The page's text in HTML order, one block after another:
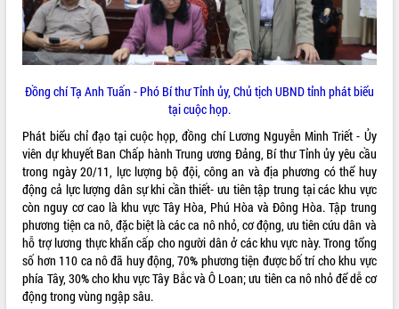
Đồng chí Tạ Anh Tuấn - Phó Bí thư Tỉnh ủy, Chủ tịch UBND tỉnh phát biểu
tại cuộc họp.
Phát biểu chỉ đạo tại cuộc họp, đồng chí Lương Nguyễn Minh Triết - Ủy
viên dự khuyết Ban Chấp hành Trung ương Đảng, Bí thư Tỉnh ủy yêu cầu
trong ngày 20/11, lực lượng bộ đội, công an và địa phương có thể huy
động cả lực lượng dân sự khi cần thiết- ưu tiên tập trung tại các khu vực
còn nguy cơ cao là khu vực Tây Hòa, Phú Hòa và Đông Hòa. Tập trung
phương tiện ca nô, đặc biệt là các ca nô nhỏ, cơ động, ưu tiên cứu dân và
hỗ trợ lương thực khẩn cấp cho người dân ở các khu vực này. Trong tổng
số hơn 110 ca nô đã huy động, 70% phương tiện được bố trí cho khu vực
phía Tây, 30%cho khu vực Tây Bắc và Ô Loan; ưu tiên ca nô nhỏ để dễ cơ
động trong vùng ngập sâu.